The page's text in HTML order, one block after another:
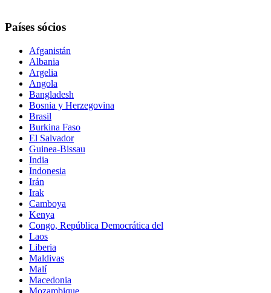
Países sócios
Afganistán
Albania
Argelia
Angola
Bangladesh
Bosnia y Herzegovina
Brasil
Burkina Faso
El Salvador
Guinea-Bissau
India
Indonesia
Irán
Irak
Camboya
Kenya
Congo, República Democrática del
Laos
Liberia
Maldivas
Malí
Macedonia
Mozambique